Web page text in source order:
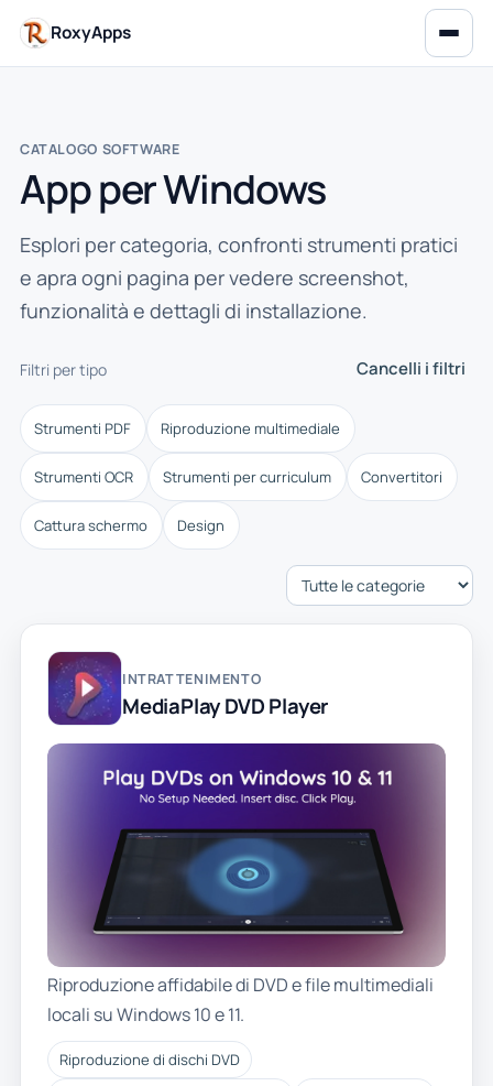
RoxyApps
CATALOGO SOFTWARE
App per Windows
Esplori per categoria, confronti strumenti pratici
e apra ogni pagina per vedere screenshot,
funzionalità e dettagli di installazione.
Filtri per tipo Cancelli i filtri
Strumenti PDF Riproduzione multimediale
Strumenti OCR Strumenti per curriculum Convertitori
Cattura schermo Design
INTRATTENIMENTO
MediaPlay DVD Player
Riproduzione affidabile di DVD e file multimediali
locali su Windows 10 e 11.
Riproduzione di dischi DVD